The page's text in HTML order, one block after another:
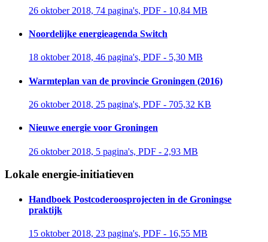
26 oktober 2018, 74 pagina's, PDF - 10,84 MB
Noordelijke energieagenda Switch
18 oktober 2018, 46 pagina's, PDF - 5,30 MB
Warmteplan van de provincie Groningen (2016)
26 oktober 2018, 25 pagina's, PDF - 705,32 KB
Nieuwe energie voor Groningen
26 oktober 2018, 5 pagina's, PDF - 2,93 MB
Lokale energie-initiatieven
Handboek Postcoderoosprojecten in de Groningse
praktijk
15 oktober 2018, 23 pagina's, PDF - 16,55 MB